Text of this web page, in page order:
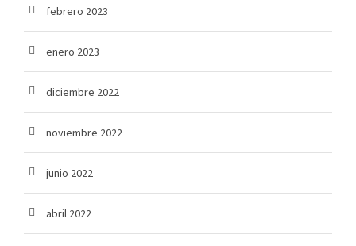
febrero 2023
enero 2023
diciembre 2022
noviembre 2022
junio 2022
abril 2022